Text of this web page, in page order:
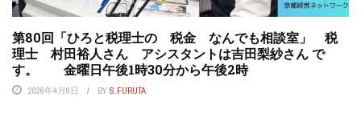
第80回「ひろと税理士の 税金 なんでも相談室」 税
理士 村田裕人さん アシスタントは吉田梨紗さん で
す。 金曜日午後1時30分から午後2時
2026年4月9日 BY S.FURUTA